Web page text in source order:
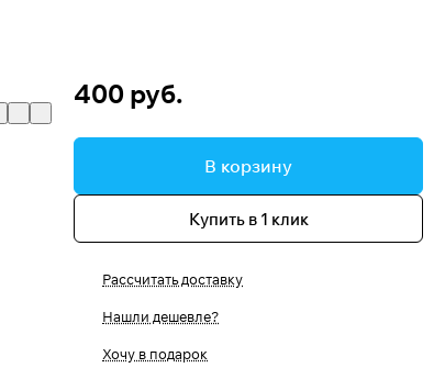
400 руб.
В корзину
Купить в 1 клик
Рассчитать доставку
Нашли дешевле?
Хочу в подарок